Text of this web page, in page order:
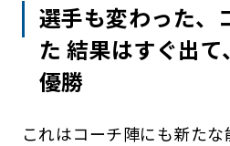
選手も変わった、
た 結果はすぐ出
優勝
これはコーチ陣にも新た